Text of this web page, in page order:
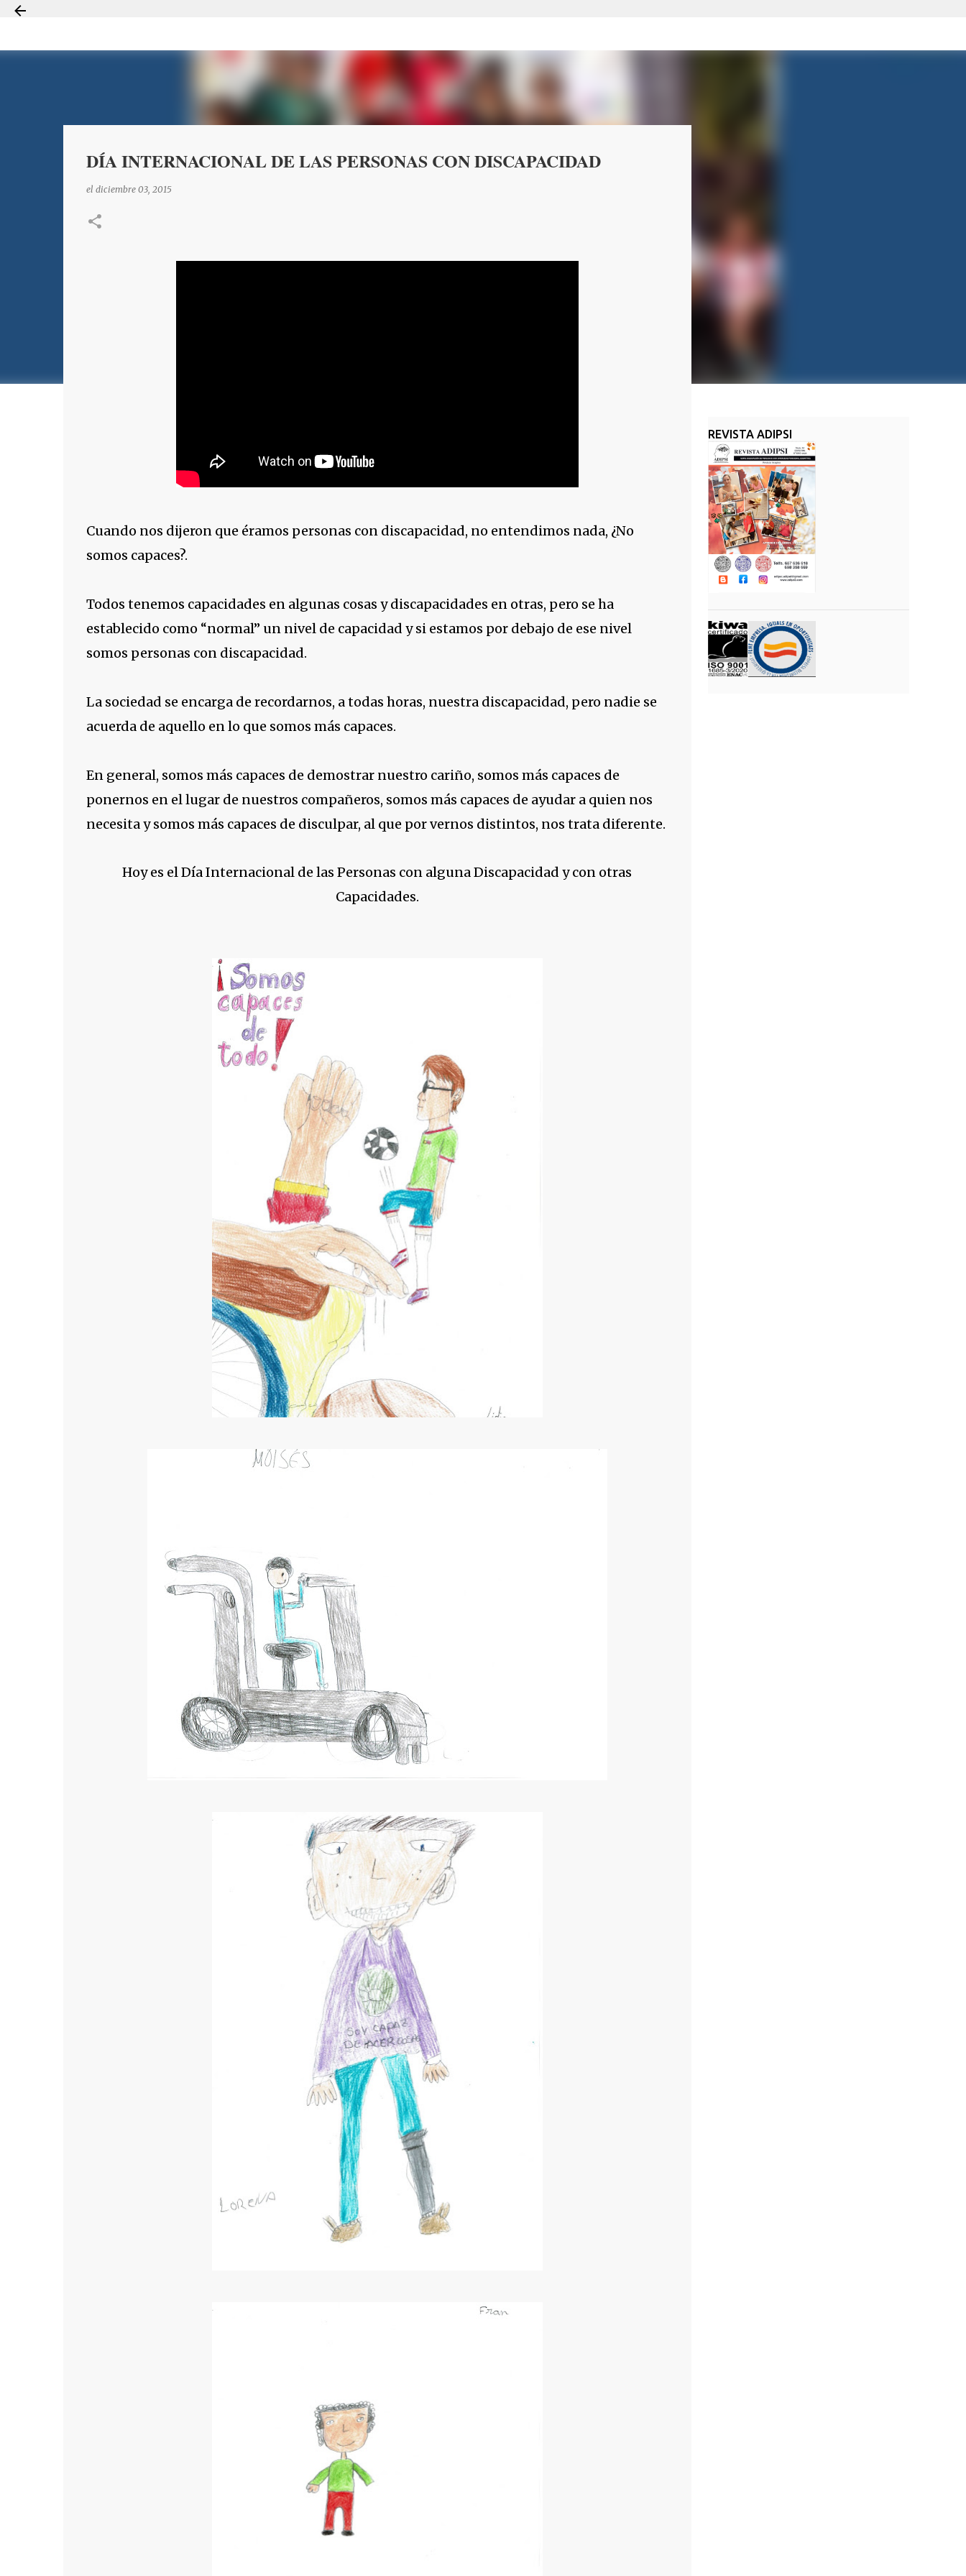
DÍA INTERNACIONAL DE LAS PERSONAS CON DISCAPACIDAD
el diciembre 03, 2015
Cuando nos dijeron que éramos personas con discapacidad, no entendimos nada, ¿No
somos capaces?.
Todos tenemos capacidades en algunas cosas y discapacidades en otras, pero se ha
establecido como “normal” un nivel de capacidad y si estamos por debajo de ese nivel
somos personas con discapacidad.
La sociedad se encarga de recordarnos, a todas horas, nuestra discapacidad, pero nadie se
acuerda de aquello en lo que somos más capaces.
En general, somos más capaces de demostrar nuestro cariño, somos más capaces de
ponernos en el lugar de nuestros compañeros, somos más capaces de ayudar a quien nos
necesita y somos más capaces de disculpar, al que por vernos distintos, nos trata diferente.
Hoy es el Día Internacional de las Personas con alguna Discapacidad y con otras
Capacidades.
REVISTA ADIPSI